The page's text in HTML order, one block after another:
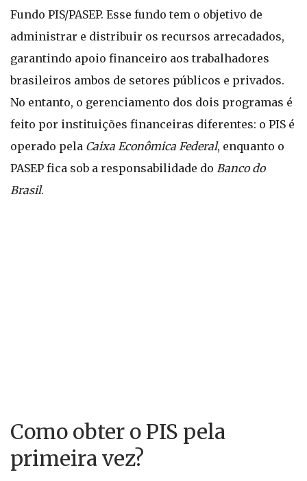
Fundo PIS/PASEP. Esse fundo tem o objetivo de
administrar e distribuir os recursos arrecadados,
garantindo apoio financeiro aos trabalhadores
brasileiros ambos de setores públicos e privados.
No entanto, o gerenciamento dos dois programas é
feito por instituições financeiras diferentes: o PIS é
operado pela Caixa Econômica Federal, enquanto o
PASEP fica sob a responsabilidade do Banco do
Brasil.
Como obter o PIS pela
primeira vez?